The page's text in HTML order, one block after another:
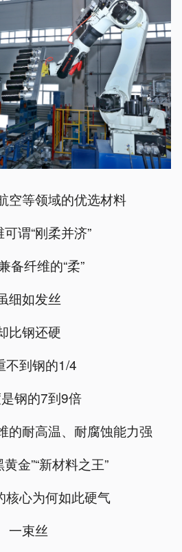
空等领域的优选材料
谓“刚柔并济”
备纤维的“柔”
细如发丝
比钢还硬
不到钢的1/4
钢的7到9倍
的耐高温、耐腐蚀能力强
金”“新材料之王”
核心为何如此硬气
一束丝